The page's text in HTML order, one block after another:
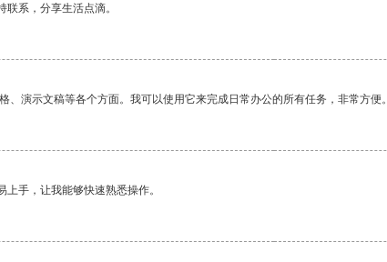
系，分享生活点滴。
演示文稿等各个方面。我可以使用它来完成日常办公的所有任务，非常方便。
手，让我能够快速熟悉操作。